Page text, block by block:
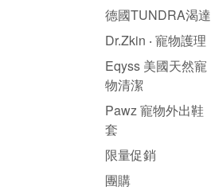
德國TUNDRA渴達
Dr.Zkin ‧ 寵物護理
Eqyss 美國天然寵
物清潔
Pawz 寵物外出鞋
套
限量促銷
團購